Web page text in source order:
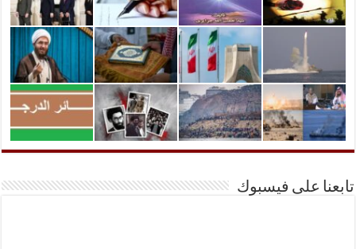
تابعنا على فيسبوك